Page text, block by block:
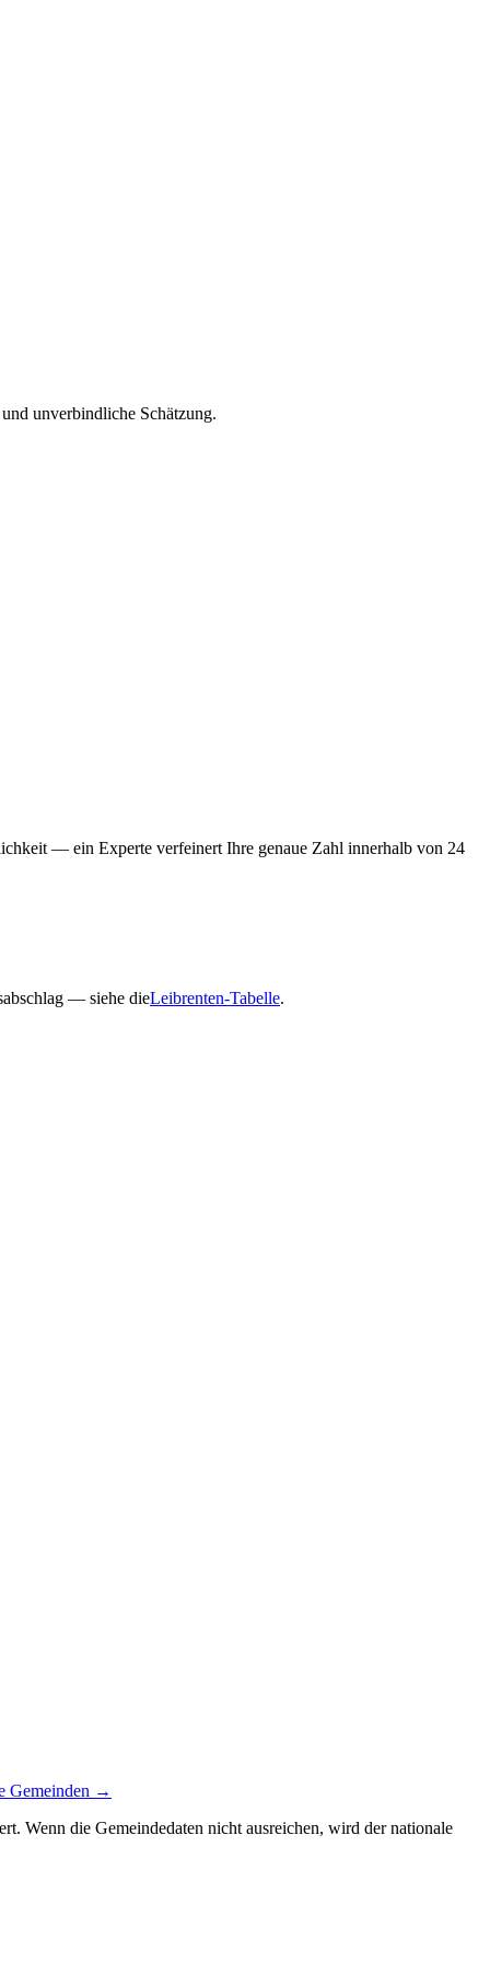
unverbindliche Schätzung.
— ein Experte verfeinert Ihre genaue Zahl innerhalb von 24
— siehe dieLeibrenten-Tabelle.
Gemeinden →
Wenn die Gemeindedaten nicht ausreichen, wird der nationale